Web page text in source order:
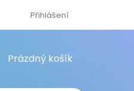
Přihlášení
NÁKUPNÍ KOŠÍK
Prázdný košík